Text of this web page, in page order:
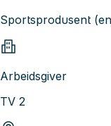
Sportsprodusent
Arbeidsgiver
TV 2